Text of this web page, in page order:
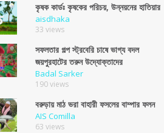
কৃষক কার্ডঃ কৃষকের পরিচয়, উন্নয়নের হাতিয়ার
aisdhaka
33 views
সফলতার গল্প স্ট্রবেরি চাষে ভাগ্য বদল
জয়পুরহাটের তরুন উদ্যোক্তাদের
Badal Sarker
190 views
বরুড়ায় মাঠ ভরা বাহারী ফসলের বাম্পার ফলন
AIS Comilla
63 views